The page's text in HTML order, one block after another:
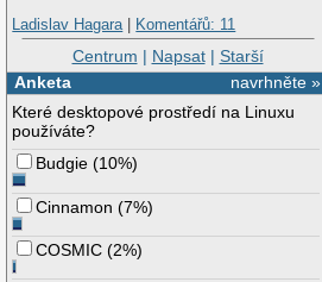
Ladislav Hagara| Komentářů: 11
Centrum | Napsat| Starší
navrhněte »
Anketa
Které desktopové prostředí na Linuxu
používáte?
Budgie (10%)
Cinnamon (7%)
COSMIC (2%)